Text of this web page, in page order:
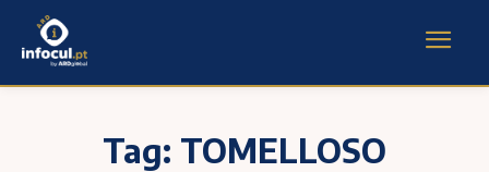
Tag: TOMELLOSO